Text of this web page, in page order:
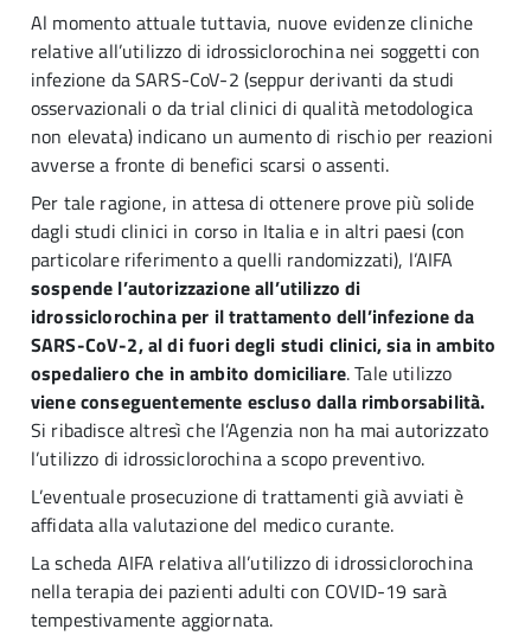
Al momento attuale tuttavia, nuove evidenze cliniche
relative all’utilizzo di idrossiclorochina nei soggetti con
infezione da SARS-CoV-2 (seppur derivanti da studi
osservazionali o da trial clinici di qualità metodologica
non elevata) indicano un aumento di rischio per reazioni
avverse a fronte di benefici scarsi o assenti.
Per tale ragione, in attesa di ottenere prove più solide
dagli studi clinici in corso in Italia e in altri paesi (con
particolare riferimento a quelli randomizzati), l’AIFA
sospende l’autorizzazione all’utilizzo di
idrossiclorochina per il trattamento dell’infezione da
SARS-CoV-2, al di fuori degli studi clinici, sia in ambito
ospedaliero che in ambito domiciliare. Tale utilizzo
viene conseguentemente escluso dalla rimborsabilità.
Si ribadisce altresì che l’Agenzia non ha mai autorizzato
l’utilizzo di idrossiclorochina a scopo preventivo.
L’eventuale prosecuzione di trattamenti già avviati è
affidata alla valutazione del medico curante.
La scheda AIFA relativa all’utilizzo di idrossiclorochina
nella terapia dei pazienti adulti con COVID-19 sarà
tempestivamente aggiornata.